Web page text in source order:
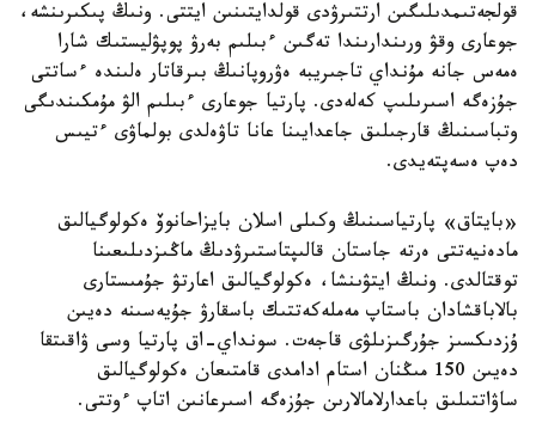
قولجەتىمدىلىگىن ارتتىرۋدى قولدايتىنىن ايتتى. ونىڭ پىكىرىنشە،
جوعارى وقۋ ورىندارىندا تەگىن ءبىلىم بەرۋ پوپۋليستىك شارا
ەمەس جانە مۇنداي تاجىريبە ەۋروپانىڭ بىرقاتار ەلىندە ءساتتى
جۇزەگە اسىرىلىپ كەلەدى. پارتيا جوعارى ءبىلىم الۋ مۇمكىندىگى
وتباسىنىڭ قارجىلىق جاعدايىنا عانا تاۋەلدى بولماۋى ءتيىس
دەپ ەسەپتەيدى.
«بايتاق» پارتياسىنىڭ وكىلى اسلان بايزاحانوۆ ەكولوگيالىق
مادەنيەتتى ەرتە جاستان قالىپتاستىرۋدىڭ ماڭىزدىلىعىنا
توقتالدى. ونىڭ ايتۋىنشا، ەكولوگيالىق اعارتۋ جۇمىستارى
بالاباقشادان باستاپ مەملەكەتتىك باسقارۋ جۇيەسىنە دەيىن
ۇزدىكسىز جۇرگىزىلۋى قاجەت. سونداي-اق پارتيا وسى ۋاقىتقا
دەيىن 150 مىڭنان استام ادامدى قامتىعان ەكولوگيالىق
ساۋاتتىلىق باعدارلامالارىن جۇزەگە اسىرعانىن اتاپ ءوتتى.